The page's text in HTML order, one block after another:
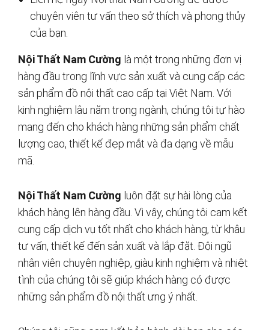
chuyên viên tư vấn theo sở thích và phong thủy
của bạn.
Nội Thất Nam Cường là một trong những đơn vị
hàng đầu trong lĩnh vực sản xuất và cung cấp các
sản phẩm đồ nội thất cao cấp tại Việt Nam. Với
kinh nghiệm lâu năm trong ngành, chúng tôi tự hào
mang đến cho khách hàng những sản phẩm chất
lượng cao, thiết kế đẹp mắt và đa dạng về mẫu
mã.
Nội Thất Nam Cường luôn đặt sự hài lòng của
khách hàng lên hàng đầu. Vì vậy, chúng tôi cam kết
cung cấp dịch vụ tốt nhất cho khách hàng, từ khâu
tư vấn, thiết kế đến sản xuất và lắp đặt. Đội ngũ
nhân viên chuyên nghiệp, giàu kinh nghiệm và nhiệt
tình của chúng tôi sẽ giúp khách hàng có được
những sản phẩm đồ nội thất ưng ý nhất.